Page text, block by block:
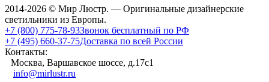
2014-2026 © Мир Люстр. — Оригинальные дизайнерские
светильники из Европы.
+7 (800) 775-78-93Звонок бесплатный по РФ
+7 (495) 660-37-75Доставка по всей России
Контакты:
Москва, Варшавское шоссе, д.17c1
info@mirlustr.ru